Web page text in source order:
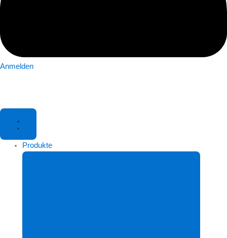
Anmelden
Produkte